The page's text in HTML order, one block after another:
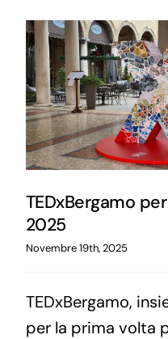
TEDxBergamo
2025
Novembre 19th, 2025
TEDxBergamo,
per la prima volta